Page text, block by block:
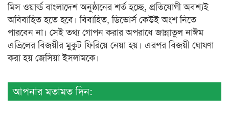
মিস ওয়ার্ল্ড বাংলাদেশ অনুষ্ঠানের শর্ত হচ্ছে, প্রতিযোগী অবশ্যই
অবিবাহিত হতে হবে। বিবাহিত, ডিভোর্স কেউই অংশ নিতে
পারবেন না। সেই তথ্য গোপন করার অপরাধে জান্নাতুল নাঈম
এভ্রিলের বিজয়ীর মুকুট ফিরিয়ে নেয়া হয়। এরপর বিজয়ী ঘোষণা
করা হয় জেসিয়া ইসলামকে।
আপনার মতামত দিন: